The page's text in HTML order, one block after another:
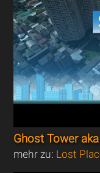
Ghost Tower
mehr zu: Lost